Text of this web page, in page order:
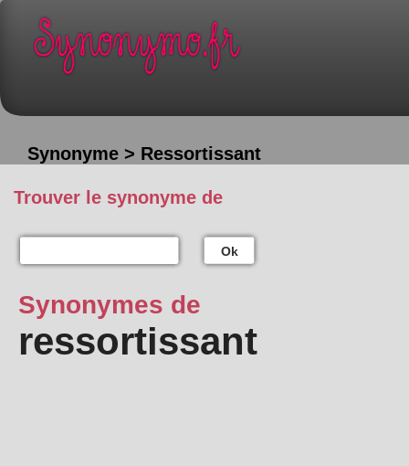
Synonyme > Ressortissant
Trouver le synonyme de
Ok
Synonymes de
ressortissant